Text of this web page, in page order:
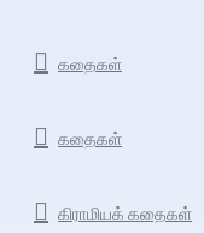
கதைகள்
கதைகள்
கிராமியக் கதைகள்